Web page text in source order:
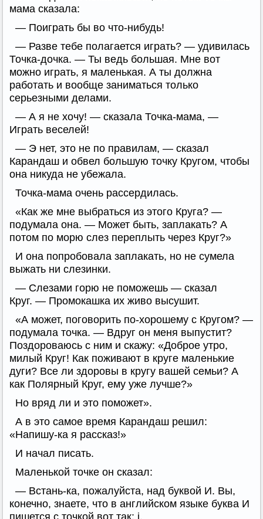
мама сказала:
— Поиграть бы во что-нибудь!
— Разве тебе полагается играть? — удивилась
Точка-дочка. — Ты ведь большая. Мне вот
можно играть, я маленькая. А ты должна
работать и вообще заниматься только
серьезными делами.
— А я не хочу! — сказала Точка-мама, —
Играть веселей!
— Э нет, это не по правилам, — сказал
Карандаш и обвел большую точку Кругом, чтобы
она никуда не убежала.
Точка-мама очень рассердилась.
«Как же мне выбраться из этого Круга? —
подумала она. — Может быть, заплакать? А
потом по морю слез переплыть через Круг?»
И она попробовала заплакать, но не сумела
выжать ни слезинки.
— Слезами горю не поможешь — сказал
Круг. — Промокашка их живо высушит.
«А может, поговорить по-хорошему с Кругом? —
подумала точка. — Вдруг он меня выпустит?
Поздороваюсь с ним и скажу: «Доброе утро,
милый Круг! Как поживают в круге маленькие
дуги? Все ли здоровы в кругу вашей семьи? А
как Полярный Круг, ему уже лучше?»
Но вряд ли и это поможет».
А в это самое время Карандаш решил:
«Напишу-ка я рассказ!»
И начал писать.
Маленькой точке он сказал:
— Встань-ка, пожалуйста, над буквой И. Вы,
конечно, знаете, что в английском языке буква И
пишется с точкой вот так: i.